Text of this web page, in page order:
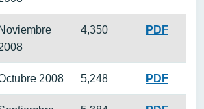
Noviembre
4,350 PDF
2008 5,248 PDF